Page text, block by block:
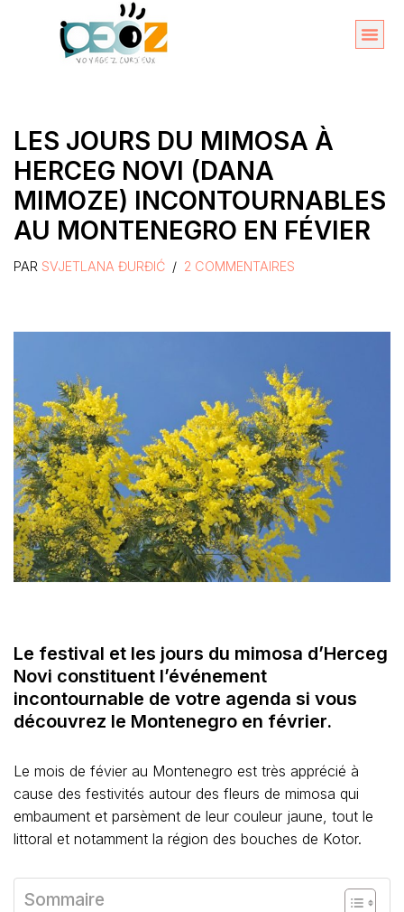
LES JOURS DU MIMOSA À
HERCEG NOVI (DANA
MIMOZE) INCONTOURNABLES
AU MONTENEGRO EN FÉVIER
PAR SVJETLANA ĐURĐIĆ 2 COMMENTAIRES
Le festival et les jours du mimosa d’Herceg
Novi constituent l’événement
incontournable de votre agenda si vous
découvrez le Montenegro en février.
Le mois de févier au Montenegro est très apprécié à
cause des festivités autour des fleurs de mimosa qui
embaument et parsèment de leur couleur jaune, tout le
littoral et notamment la région des bouches de Kotor.
Sommaire